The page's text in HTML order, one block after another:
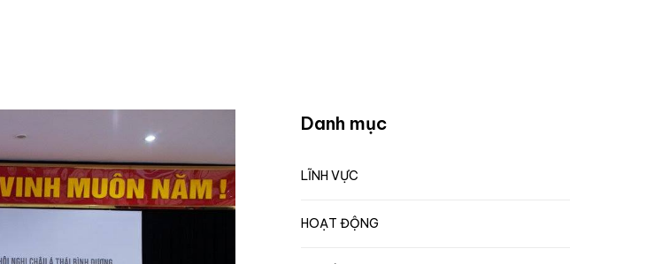
Danh mục
LĨNH VỰC
HOẠT ĐỘNG